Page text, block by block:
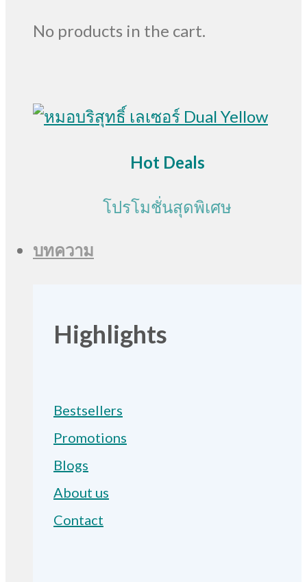
No products in the cart.
Hot Deals
โปรโมชั่นสุดพิเศษ
บทความ
Highlights
Bestsellers
Promotions
Blogs
About us
Contact